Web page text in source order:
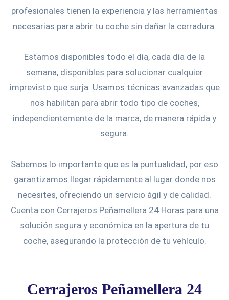
profesionales tienen la experiencia y las herramientas
necesarias para abrir tu coche sin dañar la cerradura.
Estamos disponibles todo el día, cada día de la
semana, disponibles para solucionar cualquier
imprevisto que surja. Usamos técnicas avanzadas que
nos habilitan para abrir todo tipo de coches,
independientemente de la marca, de manera rápida y
segura.
Sabemos lo importante que es la puntualidad, por eso
garantizamos llegar rápidamente al lugar donde nos
necesites, ofreciendo un servicio ágil y de calidad.
Cuenta con Cerrajeros Peñamellera 24 Horas para una
solución segura y económica en la apertura de tu
coche, asegurando la protección de tu vehículo.
Cerrajeros Peñamellera 24